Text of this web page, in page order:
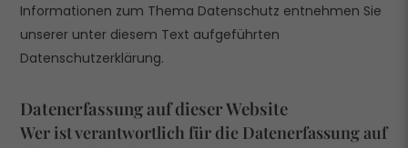
Informationen zum Thema Datenschutz entnehmen Sie
unserer unter diesem Text aufgeführten
Datenschutzerklärung.
Datenerfassung auf dieser Website
Wer ist verantwortlich für die Datenerfassung auf